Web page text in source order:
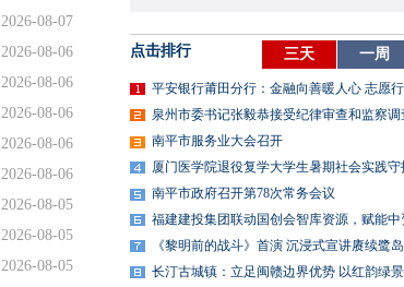
2026-08-07
2026-08-06
2026-08-06
2026-08-06
2026-08-06
2026-08-06
2026-08-05
2026-08-05
2026-08-05
点击排行 三天 一周
平安银行莆田分行：金融向善暖人心 志愿
泉州市委书记张毅恭接受纪律审查和监察调
南平市服务业大会召开
厦门医学院退役复学大学生暑期社会实践守
南平市政府召开第78次常务会议
福建建投集团联动国创会智库资源，赋能中
《黎明前的战斗》首演 沉浸式宣讲赓续鹭
长汀古城镇：立足闽赣边界优势 以红韵绿